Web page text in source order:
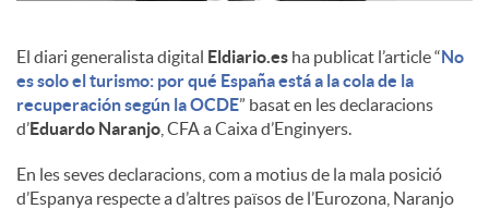
c
o
El diari generalista digital Eldiario.es ha publicat l’article “No
es solo el turismo: por qué España está a la cola de la
recuperación según la OCDE” basat en les declaracions
d’Eduardo Naranjo , CFA a Caixa d’Enginyers.
En les seves declaracions, com a motius de la mala posició
d’Espanya respecte a d’altres països de l’Eurozona, Naranjo